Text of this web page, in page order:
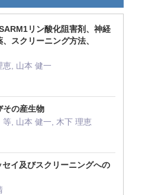
リン酸化阻害剤、神経
スクリーニング方法、
恵, 山本 健一
その産生物
等, 山本 健一, 木下 理恵
イ及びスクリーニングへの